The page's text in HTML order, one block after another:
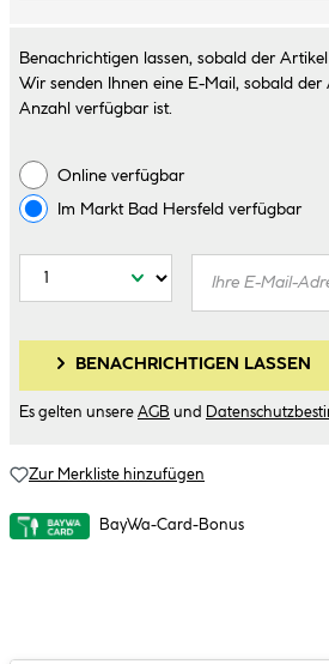
Benachrichtigen lassen, sobald der
Wir senden Ihnen eine E-Mail, sobald
Anzahl verfügbar ist.
Online verfügbar
Im Markt Bad Hersfeld verfügbar
BENACHRICHTIGEN LASSEN
Es gelten unsere AGB und
Zur Merkliste hinzufügen
BayWa-Card-Bonus